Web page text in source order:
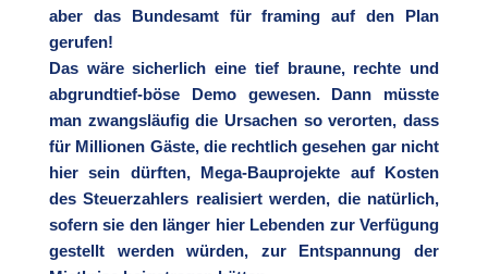
aber das Bundesamt für framing auf den Plan
gerufen!
Das wäre sicherlich eine tief braune, rechte und
abgrundtief-böse Demo gewesen. Dann müsste
man zwangsläufig die Ursachen so verorten, dass
für Millionen Gäste, die rechtlich gesehen gar nicht
hier sein dürften, Mega-Bauprojekte auf Kosten
des Steuerzahlers realisiert werden, die natürlich,
sofern sie den länger hier Lebenden zur Verfügung
gestellt werden würden, zur Entspannung der